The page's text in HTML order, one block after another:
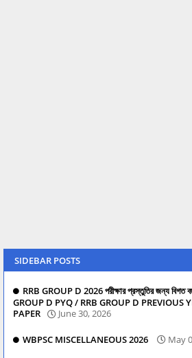
SIDEBAR POSTS
RRB GROUP D 2026 পরীক্ষার প্রস্তুতির জন্য বিগত
GROUP D PYQ / RRB GROUP D PREVIOUS
PAPER
June 30, 2026
WBPSC MISCELLANEOUS 2026 May